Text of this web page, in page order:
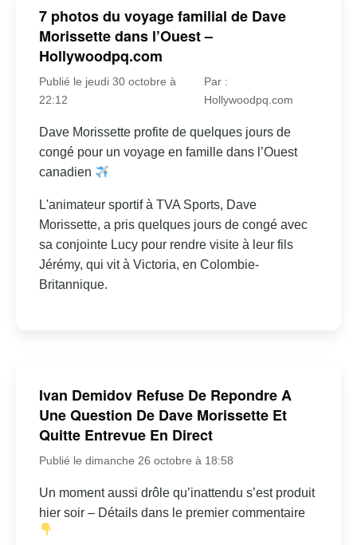
7 photos du voyage familial de Dave
Morissette dans l’Ouest –
Hollywoodpq.com
Publié le jeudi 30 octobre à
22:12
Par :
Hollywoodpq.com
Dave Morissette profite de quelques jours de
congé pour un voyage en famille dans l’Ouest
canadien
L'animateur sportif à TVA Sports, Dave
Morissette, a pris quelques jours de congé avec
sa conjointe Lucy pour rendre visite à leur fils
Jérémy, qui vit à Victoria, en Colombie-
Britannique.
Ivan Demidov Refuse De Repondre A
Une Question De Dave Morissette Et
Quitte Entrevue En Direct
Publié le dimanche 26 octobre à 18:58
Un moment aussi drôle qu’inattendu s’est produit
hier soir – Détails dans le premier commentaire